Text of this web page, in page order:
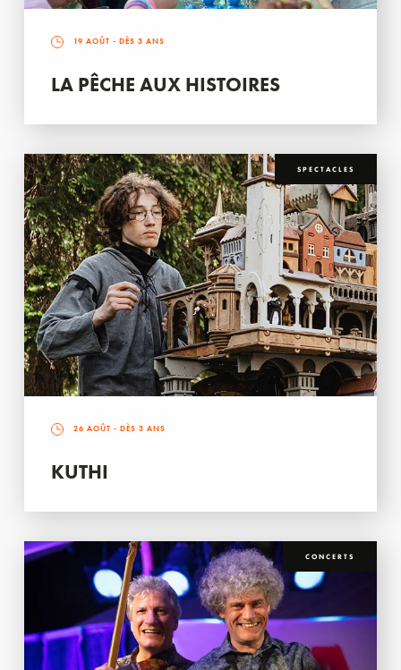
19 AOÛT - DÈS 3 ANS
LA PÊCHE AUX HISTOIRES
SPECTACLES
26 AOÛT - DÈS 3 ANS
KUTHI
CONCERTS